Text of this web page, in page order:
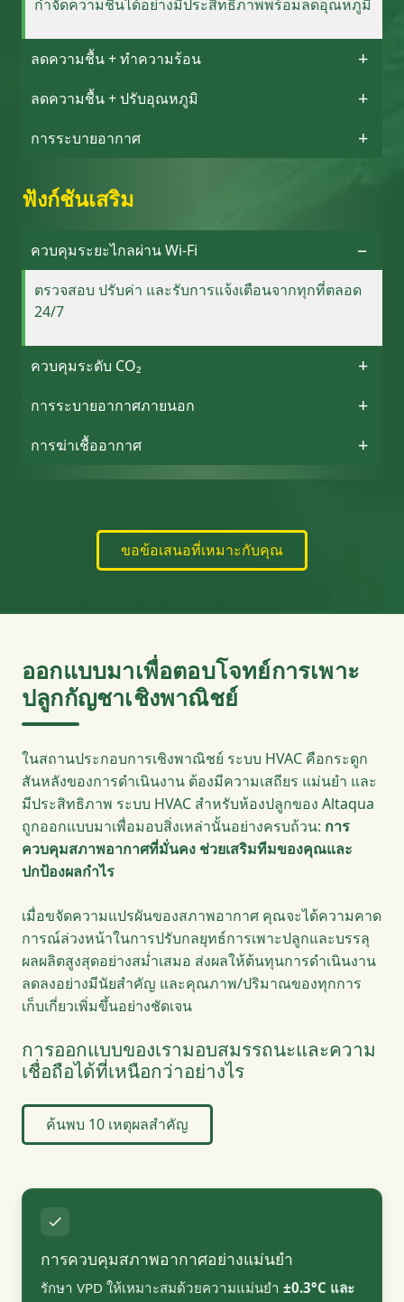
กำจัดความชื้นได้อย่างมีประสิทธิภาพพร้อมลดอุณหภูมิ
ลดความชื้น + ทำความร้อน
ลดความชื้น + ปรับอุณหภูมิ
การระบายอากาศ
ฟังก์ชันเสริม
ควบคุมระยะไกลผ่าน Wi-Fi
ตรวจสอบ ปรับค่า และรับการแจ้งเตือนจากทุกที่ตลอด
24/7
ควบคุมระดับ CO₂
การระบายอากาศภายนอก
การฆ่าเชื้ออากาศ
ขอข้อเสนอที่เหมาะกับคุณ
ออกแบบมาเพื่อตอบโจทย์การเพาะ
ปลูกกัญชาเชิงพาณิชย์
ในสถานประกอบการเชิงพาณิชย์ ระบบ HVAC คือกระดูก
สันหลังของการดำเนินงาน ต้องมีความเสถียร แม่นยำ และ
มีประสิทธิภาพ ระบบ HVAC สำหรับห้องปลูกของ Altaqua
ถูกออกแบบมาเพื่อมอบสิ่งเหล่านั้นอย่างครบถ้วน: การ
ควบคุมสภาพอากาศที่มั่นคง ช่วยเสริมทีมของคุณและ
ปกป้องผลกำไร
เมื่อขจัดความแปรผันของสภาพอากาศ คุณจะได้ความคาด
การณ์ล่วงหน้าในการปรับกลยุทธ์การเพาะปลูกและบรรลุ
ผลผลิตสูงสุดอย่างสม่ำเสมอ ส่งผลให้ต้นทุนการดำเนินงาน
ลดลงอย่างมีนัยสำคัญ และคุณภาพ/ปริมาณของทุกการ
เก็บเกี่ยวเพิ่มขึ้นอย่างชัดเจน
การออกแบบของเรามอบสมรรถนะและความ
เชื่อถือได้ที่เหนือกว่าอย่างไร
ค้นพบ 10 เหตุผลสำคัญ
การควบคุมสภาพอากาศอย่างแม่นยำ
รักษา VPD ให้เหมาะสมด้วยความแม่นยำ ±0.3°C และ